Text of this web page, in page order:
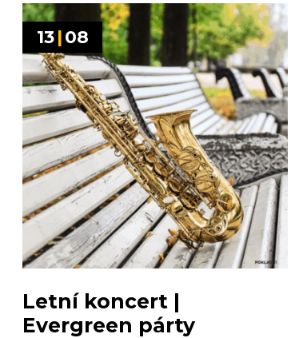
13 |08
Letní koncert |
Evergreen párty